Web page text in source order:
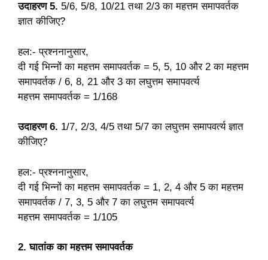
उदाहरण 5. 5/6, 5/8, 10/21 तथा 2/3 का महत्तम समापवर्तक
ज्ञात कीजिए?
हल:- प्रश्ननानुसार,
दी गई भिन्नों का महत्तम समापवर्तक = 5, 5, 10 और 2 का महत्तम
समापवर्तक / 6, 8, 21 और 3 का लघुत्तम समापवर्त्य
महत्तम समापवर्तक = 1/168
उदाहरण 6. 1/7, 2/3, 4/5 तथा 5/7 का लघुत्तम समापवर्त्य ज्ञात
कीजिए?
हल:- प्रश्ननानुसार,
दी गई भिन्नों का महत्तम समापवर्तक = 1, 2, 4 और 5 का महत्तम
समापवर्तक / 7, 3, 5 और 7 का लघुत्तम समापवर्त्य
महत्तम समापवर्तक = 1/105
2. घातांक का महत्तम समापवर्तक